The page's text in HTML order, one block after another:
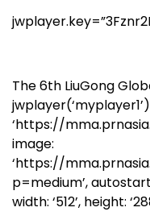
The 6th LiuGong
‘https://
image:
‘https://
p=medium’,
width: ‘512’, height: